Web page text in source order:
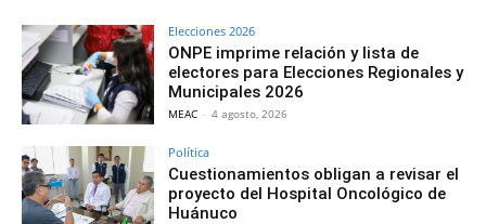
Elecciones 2026
ONPE imprime relación y lista de
electores para Elecciones Regionales y
Municipales 2026
MEAC - 4 agosto, 2026
Política
Cuestionamientos obligan a revisar el
proyecto del Hospital Oncológico de
Huánuco